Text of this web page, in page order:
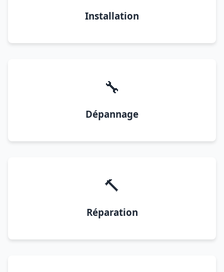
Installation
🔧
Dépannage
🔨
Réparation